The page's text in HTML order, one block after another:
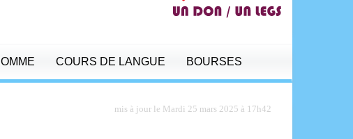
COURS DE LANGUE BOURSES
mis à jour le Mardi 25 mars 2025 à 17h42